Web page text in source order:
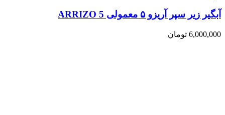
آبگیر زیر سپر آریزو ۵ معمولی ARRIZO 5
6,000,000 تومان